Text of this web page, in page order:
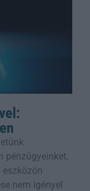
pénzügyeinket,
eszközön
nem igényel